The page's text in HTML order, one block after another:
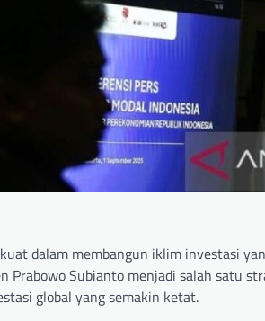
dalam membangun iklim investasi
Prabowo Subianto menjadi salah satu
global yang semakin ketat.